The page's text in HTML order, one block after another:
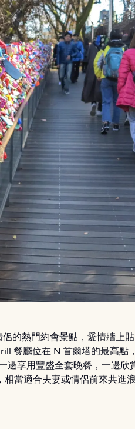
的熱門約會景點，愛情牆上
餐廳位在 N 首爾塔的最高點
邊享用豐盛全套晚餐，一邊欣
當適合夫妻或情侶前來共進